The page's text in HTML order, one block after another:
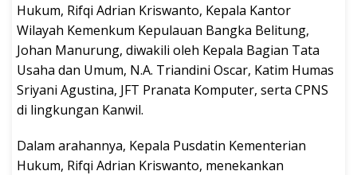
Hukum, Rifqi Adrian Kriswanto, Kepala Kantor
Wilayah Kemenkum Kepulauan Bangka Belitung,
Johan Manurung, diwakili oleh Kepala Bagian Tata
Usaha dan Umum, N.A. Triandini Oscar, Katim Humas
Sriyani Agustina, JFT Pranata Komputer, serta CPNS
di lingkungan Kanwil.
Dalam arahannya, Kepala Pusdatin Kementerian
Hukum, Rifqi Adrian Kriswanto, menekankan